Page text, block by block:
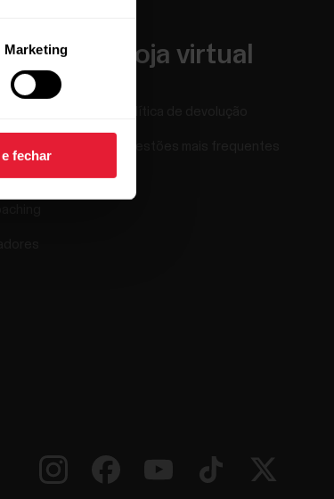
Marketing
fechar
e
compatíveis
Loja virtual